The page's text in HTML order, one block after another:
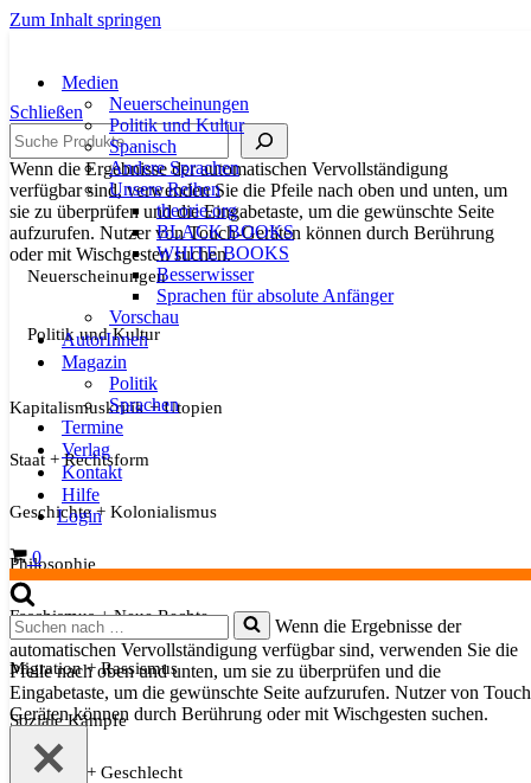
Zum Inhalt springen
Medien
Neuerscheinungen
Politik und Kultur
Spanisch
Andere Sprachen
Unsere Reihen
theorie.org
BLACK BOOKS
WHITE BOOKS
Besserwisser
Sprachen für absolute Anfänger
Vorschau
AutorInnen
Magazin
Politik
Sprachen
Termine
Verlag
Kontakt
Hilfe
Login
Warenkorb
0
Suchen
nach …
Wenn die Ergebnisse der
automatischen Vervollständigung verfügbar sind, verwenden Sie die
Pfeile nach oben und unten, um sie zu überprüfen und die
Eingabetaste, um die gewünschte Seite aufzurufen. Nutzer von
Geräten können durch Berührung oder mit Wischgesten suchen.
Schließen
Suche
Wenn die Ergebnisse der automatischen Vervollständigung
verfügbar sind, verwenden Sie die Pfeile nach oben und unten, um
sie zu überprüfen und die Eingabetaste, um die gewünschte Seite
aufzurufen. Nutzer von Touch-Geräten können durch Berührung
oder mit Wischgesten suchen.
Neuerscheinungen
Politik und Kultur
Kapitalismuskritik + Utopien
Staat + Rechtsform
Geschichte + Kolonialismus
Philosophie
Faschismus + Neue Rechte
Migration + Rassismus
Soziale Kämpfe
Sexualität + Geschlecht